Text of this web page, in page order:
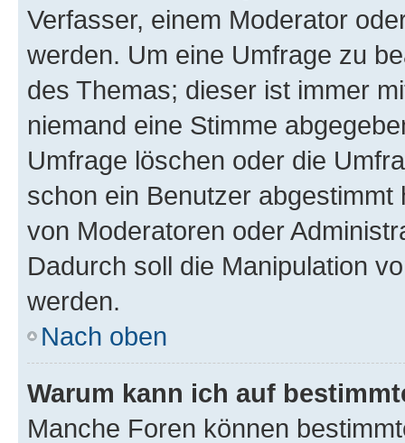
Verfasser, einem Moderator
werden. Um eine Umfrage zu
des Themas; dieser ist immer
niemand eine Stimme
Umfrage löschen oder die
schon ein Benutzer
von Moderatoren oder
Dadurch soll die Manipulation
werden.
Nach oben
Warum kann ich auf
Manche Foren können